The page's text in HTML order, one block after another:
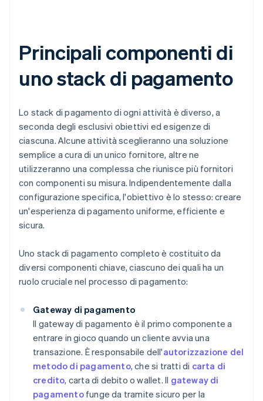
Principali componenti di
uno stack di pagamento
Lo stack di pagamento di ogni attività è diverso, a
seconda degli esclusivi obiettivi ed esigenze di
ciascuna. Alcune attività sceglieranno una soluzione
semplice a cura di un unico fornitore, altre ne
utilizzeranno una complessa che riunisce più fornitori
con componenti su misura. Indipendentemente dalla
configurazione specifica, l'obiettivo è lo stesso: creare
un'esperienza di pagamento uniforme, efficiente e
sicura.
Uno stack di pagamento completo è costituito da
diversi componenti chiave, ciascuno dei quali ha un
ruolo cruciale nel processo di pagamento:
Gateway di pagamento
Il gateway di pagamento è il primo componente a
entrare in gioco quando un cliente avvia una
transazione. È responsabile dell'autorizzazione del
metodo di pagamento, che si tratti di carta di
credito, carta di debito o wallet. Il gateway di
pagamentofunge da tramite sicuro per la